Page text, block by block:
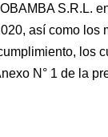
S.R.L.
así como los
los
N° 1 de la